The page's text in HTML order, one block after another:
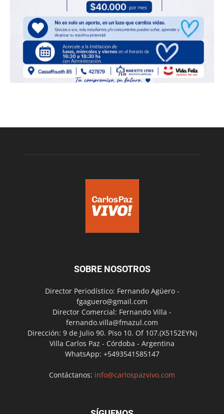
SOBRE NOSOTROS
Director Periodístico: Fernando Agüero -
fgaguero@gmail.com
Director Comercial: Fernando Villa -
fernando.villa@fmazul.com
Dirección: 9 de Julio 90. Piso 10. Of 107.(X5152EYN)
Villa Carlos Paz - Córdoba - Argentina
WhatsApp: +5493541585147
Contáctanos: info@carlospazvivo.com